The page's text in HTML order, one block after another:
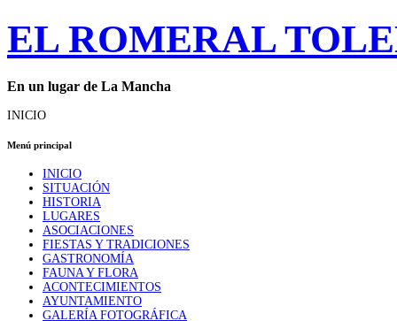
EL ROMERAL
En un lugar de La Mancha
INICIO
Menú principal
INICIO
SITUACIÓN
HISTORIA
LUGARES
ASOCIACIONES
FIESTAS Y TRADICIONES
GASTRONOMÍA
FAUNA Y FLORA
ACONTECIMIENTOS
AYUNTAMIENTO
GALERÍA FOTOGRÁFICA